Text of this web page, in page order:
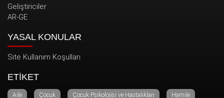
Geliştiriciler
AR-GE
YASAL KONULAR
Site Kullanım Koşulları
ETİKET
Aile Çocuk Çocuk Psikolojisi ve Hastalıkları Hamile